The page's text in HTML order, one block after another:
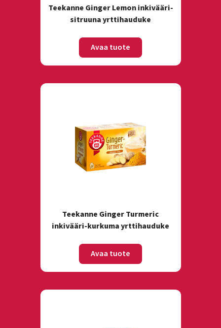
Teekanne Ginger Lemon inkivääri-
sitruuna yrttihauduke
Avaa tuote
Teekanne Ginger Turmeric
inkivääri-kurkuma yrttihauduke
Avaa tuote